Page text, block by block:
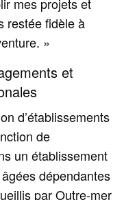
restée fidèle à
»
et
d’établissements
de
un établissement
dépendantes
par Outre‑mer